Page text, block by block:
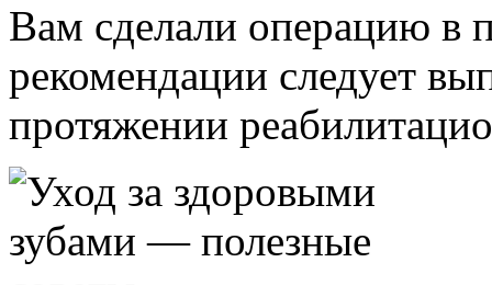
Вам сделали операцию в
рекомендации следует
протяжении